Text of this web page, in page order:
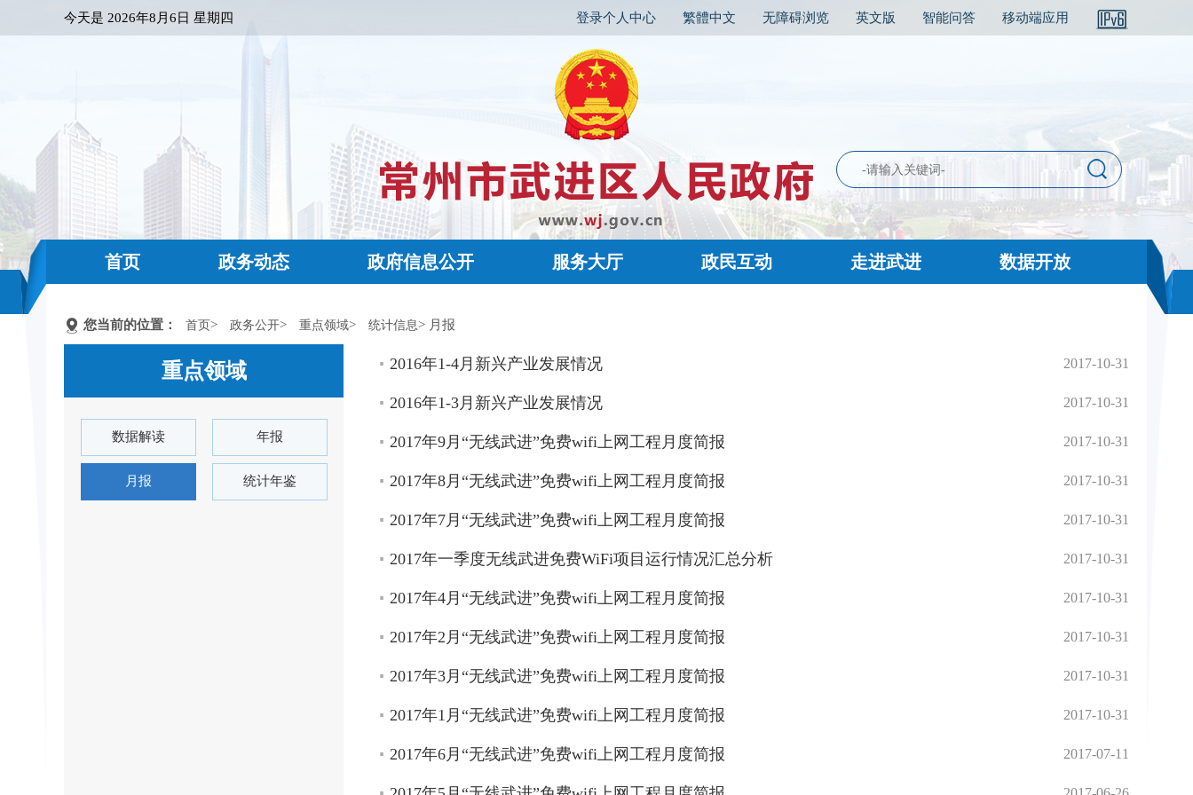
今天是 2026年8月6日 星期四 登录个人中心 繁體中文 无障碍浏览 英文版 智能问答 移动端应用
首页 政务动态 政府信息公开 服务大厅 政民互动 走进武进 数据开放
您当前的位置： 首页> 政务公开> 重点领域> 统计信息> 月报
重点领域
数据解读 年报
月报 统计年鉴
2016年1-4月新兴产业发展情况 2017-10-31
2016年1-3月新兴产业发展情况 2017-10-31
2017年9月“无线武进”免费wifi上网工程月度简报 2017-10-31
2017年8月“无线武进”免费wifi上网工程月度简报 2017-10-31
2017年7月“无线武进”免费wifi上网工程月度简报 2017-10-31
2017年一季度无线武进免费WiFi项目运行情况汇总分析 2017-10-31
2017年4月“无线武进”免费wifi上网工程月度简报 2017-10-31
2017年2月“无线武进”免费wifi上网工程月度简报 2017-10-31
2017年3月“无线武进”免费wifi上网工程月度简报 2017-10-31
2017年1月“无线武进”免费wifi上网工程月度简报 2017-10-31
2017年6月“无线武进”免费wifi上网工程月度简报 2017-07-11